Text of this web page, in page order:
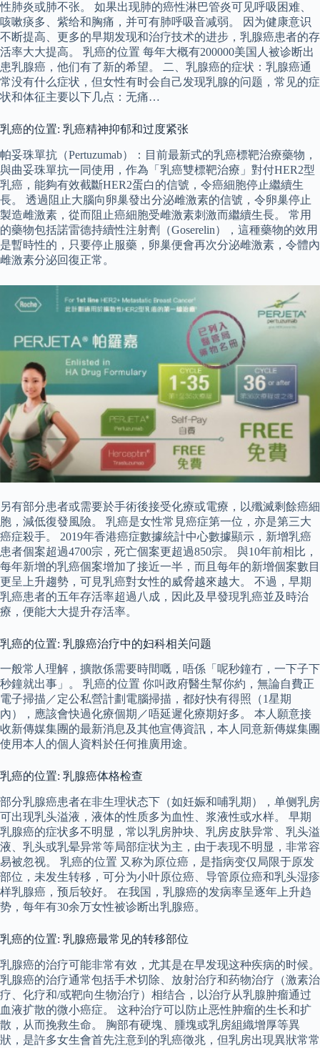
性肺炎或肺不张。 如果出现肺的癌性淋巴管炎可见呼吸困难、
咳嗽痰多、紫给和胸痛，并可有肺呼吸音减弱。 因为健康意识
不断提高、更多的早期发现和治疗技术的进步，乳腺癌患者的存
活率大大提高。 乳癌的位置 每年大概有200000美国人被诊断出
患乳腺癌，他们有了新的希望。 二、乳腺癌的症状：乳腺癌通
常没有什么症状，但女性有时会自己发现乳腺的问题，常见的症
状和体征主要以下几点：无痛…
乳癌的位置: 乳癌精神抑郁和过度紧张
帕妥珠單抗（Pertuzumab）：目前最新式的乳癌標靶治療藥物，
與曲妥珠單抗一同使用，作為「乳癌雙標靶治療」對付HER2型
乳癌，能夠有效截斷HER2蛋白的信號，令癌細胞停止繼續生
長。 透過阻止大腦向卵巢發出分泌雌激素的信號，令卵巢停止
製造雌激素，從而阻止癌細胞受雌激素刺激而繼續生長。 常用
的藥物包括諾雷德持續性注射劑（Goserelin），這種藥物的效用
是暫時性的，只要停止服藥，卵巢便會再次分泌雌激素，令體內
雌激素分泌回復正常。
另有部分患者或需要於手術後接受化療或電療，以殲滅剩餘癌細
胞，減低復發風險。 乳癌是女性常見癌症第一位，亦是第三大
癌症殺手。 2019年香港癌症數據統計中心數據顯示，新增乳癌
患者個案超過4700宗，死亡個案更超過850宗。 與10年前相比，
每年新增的乳癌個案增加了接近一半，而且每年的新增個案數目
更呈上升趨勢，可見乳癌對女性的威脅越來越大。 不過，早期
乳癌患者的五年存活率超過八成，因此及早發現乳癌並及時治
療，便能大大提升存活率。
乳癌的位置: 乳腺癌治疗中的妇科相关问题
一般常人理解，擴散係需要時間嘅，唔係「呢秒鐘冇，一下子下
秒鐘就出事」。 乳癌的位置 你叫政府醫生幫你約，無論自費正
電子掃描／定公私營計劃電腦掃描，都好快有得照（1星期
內），應該會快過化療個期／唔延遲化療期好多。 本人願意接
收新傳媒集團的最新消息及其他宣傳資訊，本人同意新傳媒集團
使用本人的個人資料於任何推廣用途。
乳癌的位置: 乳腺癌体格检查
部分乳腺癌患者在非生理状态下（如妊娠和哺乳期），单侧乳房
可出现乳头溢液，液体的性质多为血性、浆液性或水样。 早期
乳腺癌的症状多不明显，常以乳房肿块、乳房皮肤异常、乳头溢
液、乳头或乳晕异常等局部症状为主，由于表现不明显，非常容
易被忽视。 乳癌的位置 又称为原位癌，是指病变仅局限于原发
部位，未发生转移，可分为小叶原位癌、导管原位癌和乳头湿疹
样乳腺癌，预后较好。 在我国，乳腺癌的发病率呈逐年上升趋
势，每年有30余万女性被诊断出乳腺癌。
乳癌的位置: 乳腺癌最常见的转移部位
乳腺癌的治疗可能非常有效，尤其是在早发现这种疾病的时候。
乳腺癌的治疗通常包括手术切除、放射治疗和药物治疗（激素治
疗、化疗和/或靶向生物治疗）相结合，以治疗从乳腺肿瘤通过
血液扩散的微小癌症。 这种治疗可以防止恶性肿瘤的生长和扩
散，从而挽救生命。 胸部有硬塊、腫塊或乳房組織增厚等異
狀，是許多女生會首先注意到的乳癌徵兆，但乳房出現異狀常常